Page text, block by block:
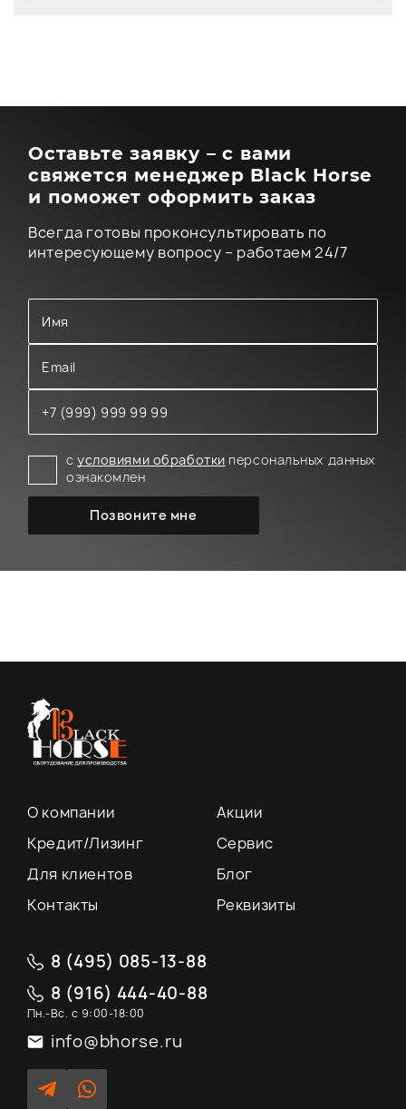
Оставьте заявку – с вами
свяжется менеджер Black Horse
и поможет оформить заказ
Всегда готовы проконсультировать по
интересующему вопросу – работаем 24/7
сусловиями обработки персональных данных
ознакомлен
О компании
Акции
Кредит/Лизинг
Сервис
Для клиентов
Блог
Контакты
Реквизиты
8 (495) 085-13-88
8 (916) 444-40-88
Пн.-Вс. с 9:00-18:00
info@bhorse.ru